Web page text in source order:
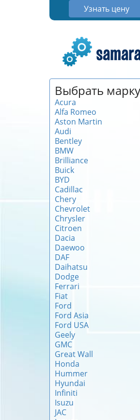
Узнать цену
Выбрать марку
Acura
Alfa Romeo
Aston Martin
Audi
Bentley
BMW
Brilliance
Buick
BYD
Cadillac
Chery
Chevrolet
Chrysler
Citroen
Dacia
Daewoo
DAF
Daihatsu
Dodge
Ferrari
Fiat
Ford
Ford Asia
Ford USA
Geely
GMC
Great Wall
Honda
Hummer
Hyundai
Infiniti
Isuzu
JAC